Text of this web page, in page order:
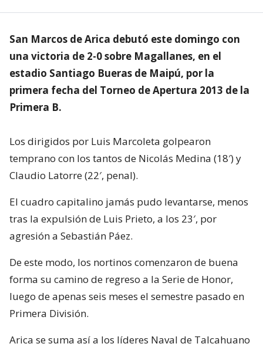
San Marcos de Arica debutó este domingo con
una victoria de 2-0 sobre Magallanes, en el
estadio Santiago Bueras de Maipú, por la
primera fecha del Torneo de Apertura 2013 de la
Primera B.
Los dirigidos por Luis Marcoleta golpearon
temprano con los tantos de Nicolás Medina (18′) y
Claudio Latorre (22′, penal).
El cuadro capitalino jamás pudo levantarse, menos
tras la expulsión de Luis Prieto, a los 23′, por
agresión a Sebastián Páez.
De este modo, los nortinos comenzaron de buena
forma su camino de regreso a la Serie de Honor,
luego de apenas seis meses el semestre pasado en
Primera División.
Arica se suma así a los líderes Naval de Talcahuano